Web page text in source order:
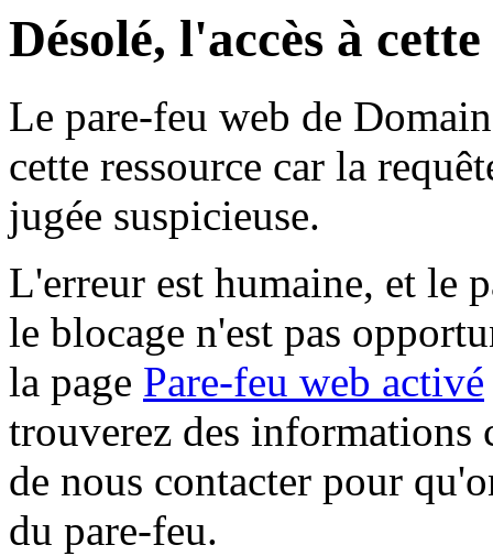
Désolé, l'accès à
Le pare-feu web de
cette ressource car la
jugée suspicieuse.
L'erreur est humaine, et le
le blocage n'est pas
la page Pare-feu web activé
trouverez des informations
de nous contacter pour
du pare-feu.